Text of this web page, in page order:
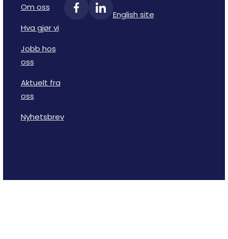
Om oss
Hva gjør vi
Jobb hos
oss
Aktuelt fra
oss
Nyhetsbrev
English site